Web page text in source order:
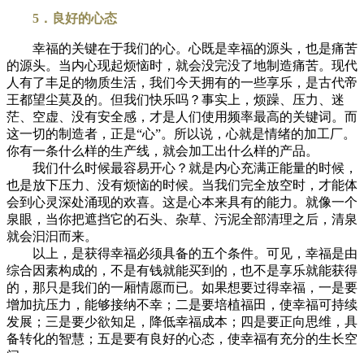
5．良好的心态
幸福的关键在于我们的心。心既是幸福的源头，也是痛苦
的源头。当内心现起烦恼时，就会没完没了地制造痛苦。现代
人有了丰足的物质生活，我们今天拥有的一些享乐，是古代帝
王都望尘莫及的。但我们快乐吗？事实上，烦躁、压力、迷
茫、空虚、没有安全感，才是人们使用频率最高的关键词。而
这一切的制造者，正是“心”。所以说，心就是情绪的加工厂。
你有一条什么样的生产线，就会加工出什么样的产品。
我们什么时候最容易开心？就是内心充满正能量的时候，
也是放下压力、没有烦恼的时候。当我们完全放空时，才能体
会到心灵深处涌现的欢喜。这是心本来具有的能力。就像一个
泉眼，当你把遮挡它的石头、杂草、污泥全部清理之后，清泉
就会汩汩而来。
以上，是获得幸福必须具备的五个条件。可见，幸福是由
综合因素构成的，不是有钱就能买到的，也不是享乐就能获得
的，那只是我们的一厢情愿而已。如果想要过得幸福，一是要
增加抗压力，能够接纳不幸；二是要培植福田，使幸福可持续
发展；三是要少欲知足，降低幸福成本；四是要正向思维，具
备转化的智慧；五是要有良好的心态，使幸福有充分的生长空